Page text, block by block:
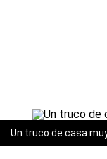
Un truco de casa